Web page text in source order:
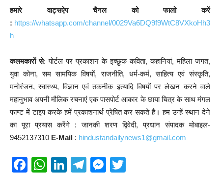
हमारे वाट्सऐप चैनल को फालो करें
: https://whatsapp.com/channel/0029Va6DQ9f9WtC8VXkoHh3
h
कलमकारों से: पोर्टल पर प्रकाशन के इच्छुक कविता, कहानियां, महिला जगत,
युवा कोना, सम सामयिक विषयों, राजनीति, धर्म-कर्म, साहित्य एवं संस्कृति,
मनोरंजन, स्वास्थ्य, विज्ञान एवं तकनीक इत्यादि विषयों पर लेखन करने वाले
महानुभाव अपनी मौलिक रचनाएं एक पासपोर्ट आकार के छाया चित्र के साथ मंगल
फाण्ट में टाइप करके हमें प्रकाशनार्थ प्रेषित कर सकते हैं। हम उन्हें स्थान देने
का पूरा प्रयास करेंगे : जानकी शरण द्विवेदी, प्रधान संपादक मोबाइल-
9452137310 E-Mail : hindustandailynews1@gmail.com
F
W Li
T
M